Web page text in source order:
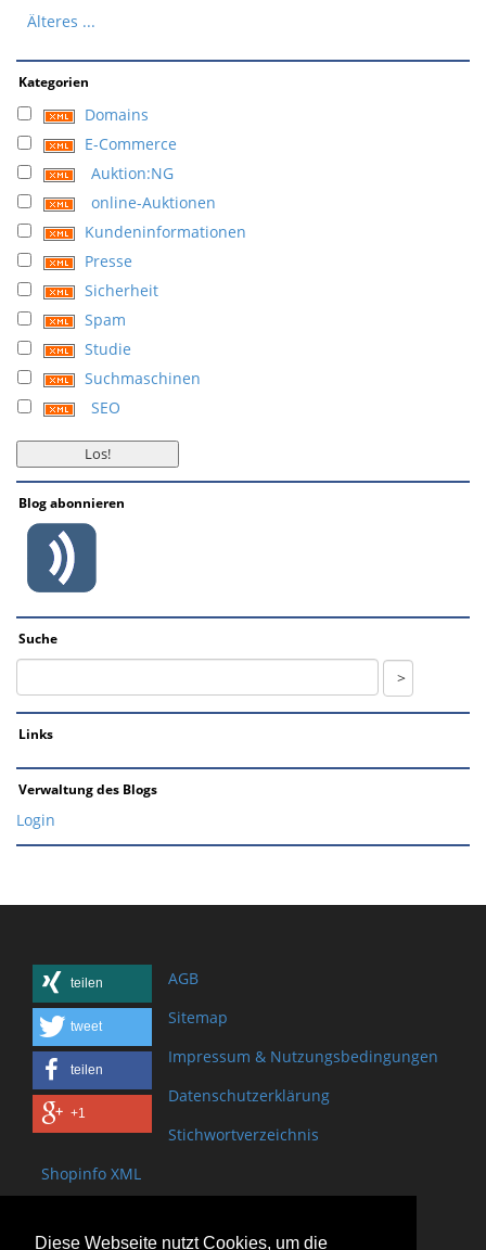
Diese Webseite nutzt Cookies, um die
Älteres ...
Kategorien
Domains
E-Commerce
Auktion:NG
online-Auktionen
Kundeninformationen
Presse
Sicherheit
Spam
Studie
Suchmaschinen
SEO
Blog abonnieren
Suche
Links
Verwaltung des Blogs
Login
teilen
tweet
teilen
+1
AGB
Sitemap
Impressum & Nutzungsbedingungen
Datenschutzerklärung
Stichwortverzeichnis
Shopinfo XML